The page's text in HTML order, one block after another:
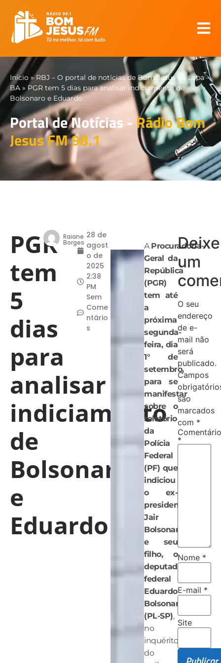
Início »RBJ – O portal de notícias de Bom Jesus da Lapa –
BA » PGR tem 5 dias para analisar indiciamento de
Bolsonaro e Eduardo
Portal de Notícias -Rádio Bom
Jesus FM 98.1
PGR
tem
5
dias
para
analisar
indiciamento
de
Bolsonaro
e
Eduardo
Raiane
Borges
28 de
agost
o de
2025
2:38
PM
Sem
Come
ntário
s
AProcuradoria-
Geral da
República
(PGR)
tem até
a
próxima
segunda-
feira, dia
1° de
setembro,
para se
manifestar
sobre o
relatório
da
Polícia
Federal
(PF) que
indiciou
o ex-
presidente
Jair
Bolsonaro
e seu
filho, o
deputado
federal
Eduardo
Bolsonaro
(PL-SP),
no
inquérito
do
Deixe
um
O seu
endereço
de e-
mail não
será
publicado.
Campos
são
marcados
com *
Comentário
*
Nome *
E-mail *
Site